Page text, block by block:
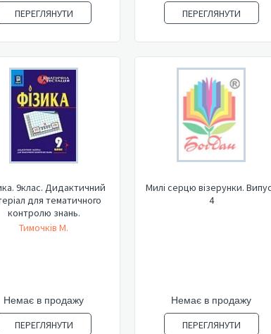
ПЕРЕГЛЯНУТИ ПЕРЕГЛЯНУТИ
9клас. Дидактичний
для тематичного
контролю знань.
Тимочків М.
Немає в продажу
ПЕРЕГЛЯНУТИ
Милі серцю візерунки.
4
Немає в продажу
ПЕРЕГЛЯНУТИ